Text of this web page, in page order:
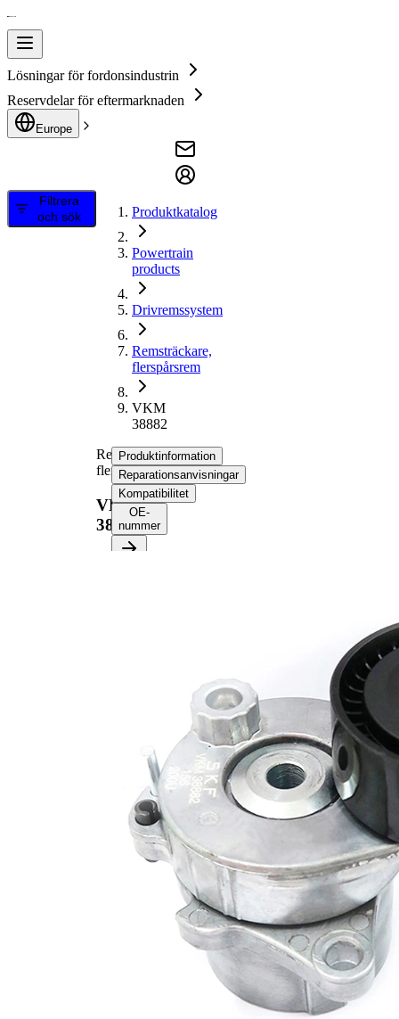
Lösningar för fordonsindustrin
Reservdelar för eftermarknaden
Europe
Filtrera
och sök
Produktkatalog
Powertrain
products
Drivremssystem
Remsträckare,
flerspårsrem
VKM
38882
Remsträckare,
flerspårsrem
VKM
38882
Produktinformation
Reparationsanvisningar
Kompatibilitet
OE-
nummer